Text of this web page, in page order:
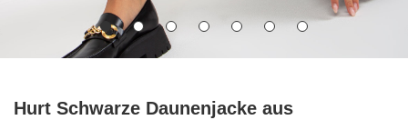
Hurt Schwarze Daunenjacke aus